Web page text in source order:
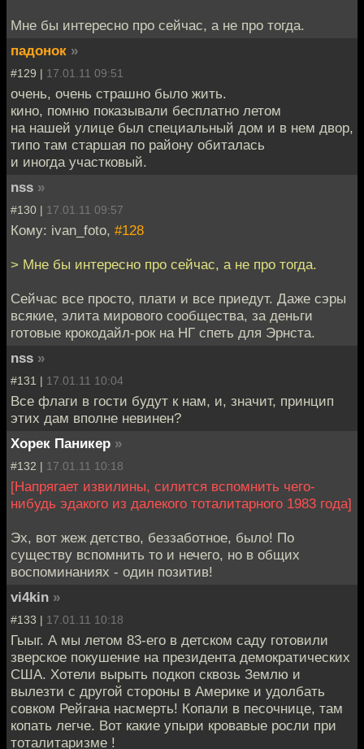
Мне бы интересно про сейчас, а не про тогда.
падонок »
#129 | 17.01.11 09:51
очень, очень страшно было жить.
кино, помню показывали бесплатно летом
на нашей улице был специальный дом и в нем двор,
типо там старшая по району обиталась
и иногда участковый.
nss »
#130 | 17.01.11 09:57
Кому: ivan_foto, #128
> Мне бы интересно про сейчас, а не про тогда.
Сейчас все просто, плати и все приедут. Даже сэры
всякие, элита мирового сообщества, за деньги
готовые крокодайл-рок на НГ спеть для Эрнста.
nss »
#131 | 17.01.11 10:04
Все флаги в гости будут к нам, и, значит, принцип
этих дам вполне невинен?
Хорек Паникер »
#132 | 17.01.11 10:18
[Напрягает извилины, силится вспомнить чего-
нибудь эдакого из далекого тоталитарного 1983 года]
Эх, вот жеж детство, беззаботное, было! По
существу вспомнить то и нечего, но в общих
воспоминаниях - один позитив!
vi4kin »
#133 | 17.01.11 10:18
Гыыг. А мы летом 83-его в детском саду готовили
зверское покушение на президента демократических
США. Хотели вырыть подкоп сквозь Землю и
вылезти с другой стороны в Америке и удолбать
совком Рейгана насмерть! Копали в песочнице, там
копать легче. Вот какие упыри кровавые росли при
тоталитаризме !